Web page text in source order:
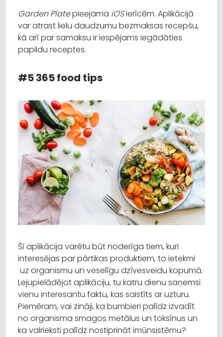
Garden Platepieejama iOSierīcēm. Aplikācijā
var atrast lielu daudzumu bezmaksas recepšu,
kā arī par samaksu ir iespējams iegādāties
papildu receptes.
#5 365 food tips
Šī aplikācija varētu būt noderīga tiem, kuri
interesējas par pārtikas produktiem, to ietekmi
uz organismu un veselīgu dzīvesveidu kopumā.
Lejupielādējot aplikāciju, tu katru dienu saņemsi
vienu interesantu faktu, kas saistīts ar uzturu.
Piemēram, vai zināji, ka bumbieri palīdz izvadīt
no organisma smagos metālus un toksīnus un
ka valrieksti palīdz nostiprināt imūnsistēmu?